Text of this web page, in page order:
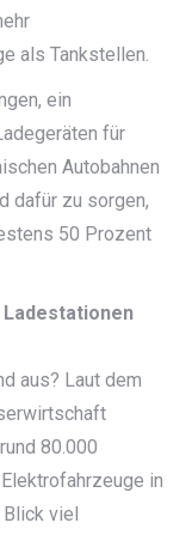
als Tankstellen.
ein
für
Autobahnen
dafür zu sorgen,
50 Prozent
Ladestationen
aus? Laut dem
80.000
in
viel